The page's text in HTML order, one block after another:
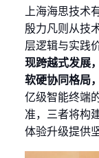
上海海思技术
殷力凡则从技
层逻辑与实践
现跨越式发展
软硬协同格局，
亿级智能终端
准，三者将构
体验升级提供